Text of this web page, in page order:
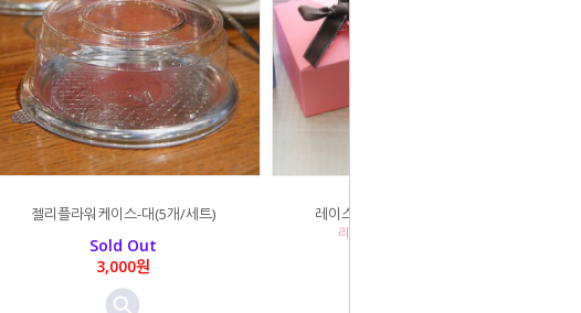
젤리플라워케이스-대(5개/세트)
Sold Out
3,000원
레이스박스 - 대 (색상선택) 25매
리본,스티커 별도구매입니다